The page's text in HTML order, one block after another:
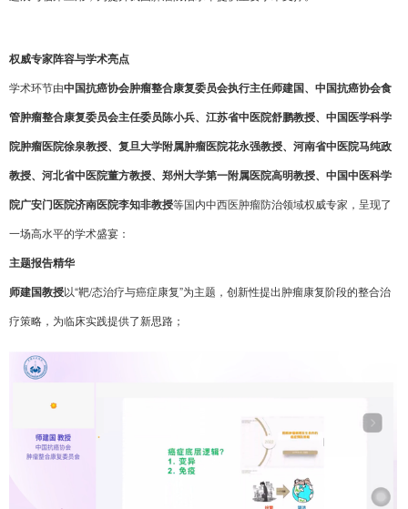
权威专家阵容与学术亮点
学术环节由中国抗癌协会肿瘤整合康复委员会执行主任师建国、中国抗癌协会食
管肿瘤整合康复委员会主任委员陈小兵、江苏省中医院舒鹏教授、中国医学科学
院肿瘤医院徐泉教授、复旦大学附属肿瘤医院花永强教授、河南省中医院马纯政
教授、河北省中医院董方教授、郑州大学第一附属医院高明教授、中国中医科学
院广安门医院济南医院李知非教授等国内中西医肿瘤防治领域权威专家，呈现了
一场高水平的学术盛宴：
主题报告精华
师建国教授以“靶/态治疗与癌症康复”为主题，创新性提出肿瘤康复阶段的整合治
疗策略，为临床实践提供了新思路；